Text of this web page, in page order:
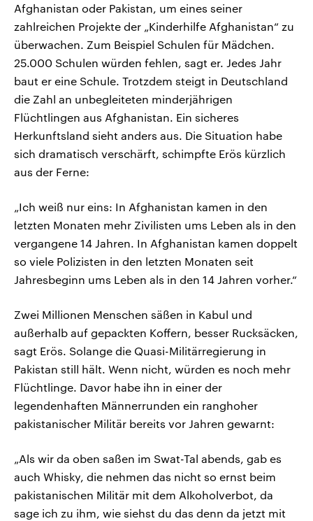
Afghanistan oder Pakistan, um eines seiner
zahlreichen Projekte der „Kinderhilfe Afghanistan“ zu
überwachen. Zum Beispiel Schulen für Mädchen.
25.000 Schulen würden fehlen, sagt er. Jedes Jahr
baut er eine Schule. Trotzdem steigt in Deutschland
die Zahl an unbegleiteten minderjährigen
Flüchtlingen aus Afghanistan. Ein sicheres
Herkunftsland sieht anders aus. Die Situation habe
sich dramatisch verschärft, schimpfte Erös kürzlich
aus der Ferne:
„Ich weiß nur eins: In Afghanistan kamen in den
letzten Monaten mehr Zivilisten ums Leben als in den
vergangene 14 Jahren. In Afghanistan kamen doppelt
so viele Polizisten in den letzten Monaten seit
Jahresbeginn ums Leben als in den 14 Jahren vorher.“
Zwei Millionen Menschen säßen in Kabul und
außerhalb auf gepackten Koffern, besser Rucksäcken,
sagt Erös. Solange die Quasi-Militärregierung in
Pakistan still hält. Wenn nicht, würden es noch mehr
Flüchtlinge. Davor habe ihn in einer der
legendenhaften Männerrunden ein ranghoher
pakistanischer Militär bereits vor Jahren gewarnt:
„Als wir da oben saßen im Swat-Tal abends, gab es
auch Whisky, die nehmen das nicht so ernst beim
pakistanischen Militär mit dem Alkoholverbot, da
sage ich zu ihm, wie siehst du das denn da jetzt mit